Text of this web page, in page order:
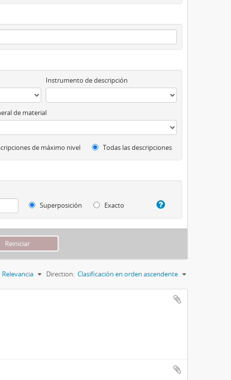
Instrumento de descripción
de material
de máximo nivel Todas las descripciones
Superposición
Exacto
Relevancia Direction: Clasificación en orden ascendente